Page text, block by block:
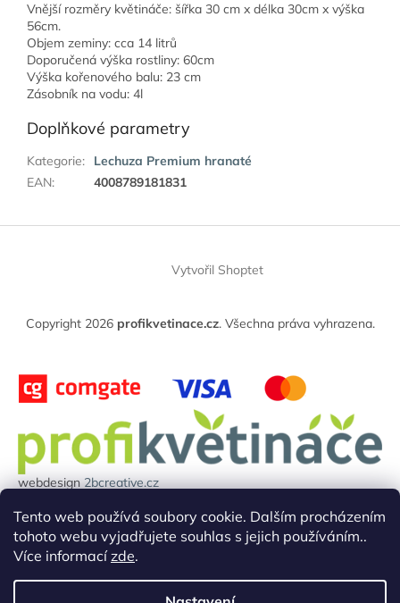
Tento web používá soubory cookie. Dalším procházením
tohoto webu vyjadřujete souhlas s jejich používáním..
Více informacízde.
Vnější rozměry květináče: šířka 30 cm x délka 30cm x výška
56cm.
Objem zeminy: cca 14 litrů
Doporučená výška rostliny: 60cm
Výška kořenového balu: 23 cm
Zásobník na vodu: 4l
Doplňkové parametry
Kategorie:
Lechuza Premium hranaté
EAN: 4008789181831
Vytvořil Shoptet
Copyright 2026 profikvetinace.cz. Všechna práva vyhrazena.
webdesign2bcreative.cz